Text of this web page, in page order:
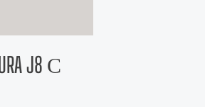
J8 С